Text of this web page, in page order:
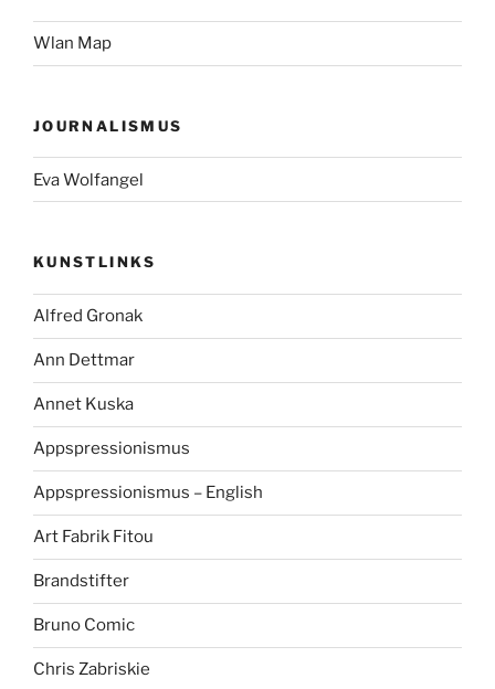
Wlan Map
JOURNALISMUS
Eva Wolfangel
KUNSTLINKS
Alfred Gronak
Ann Dettmar
Annet Kuska
Appspressionismus
Appspressionismus – English
Art Fabrik Fitou
Brandstifter
Bruno Comic
Chris Zabriskie